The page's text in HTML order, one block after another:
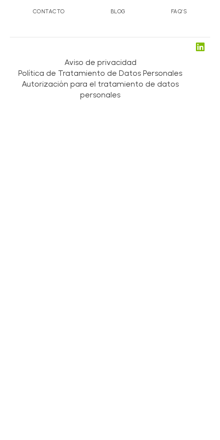
CONTACTO BLOG FAQ’S
Aviso de privacidad
Política de Tratamiento de Datos Personales
Autorización para el tratamiento de datos
personales